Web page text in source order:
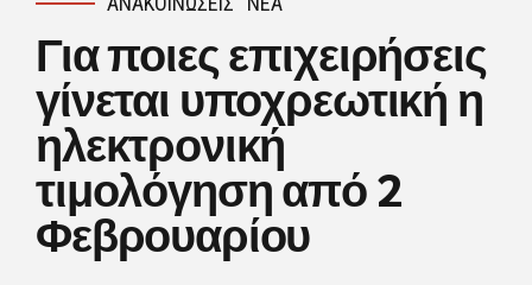
Για ποιες επιχειρήσεις
γίνεται υποχρεωτική η
ηλεκτρονική
τιμολόγηση από 2
Φεβρουαρίου